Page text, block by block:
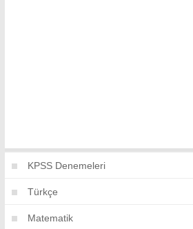
KPSS Denemeleri
Türkçe
Matematik